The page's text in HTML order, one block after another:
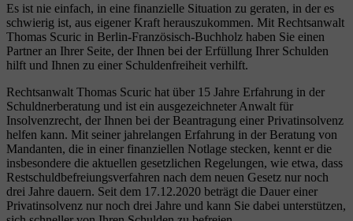
Es ist nie einfach, in eine finanzielle Situation zu geraten, in der es
schwierig ist, aus eigener Kraft herauszukommen. Mit Rechtsanwalt
Thomas Scuric in Berlin-Französisch-Buchholz haben Sie einen
Partner an Ihrer Seite, der Ihnen bei der Erfüllung Ihrer Schulden
hilft und Ihnen zu einer Schuldenfreiheit verhilft.
Rechtsanwalt Thomas Scuric hat über 15 Jahre Erfahrung in der
Schuldnerberatung und ist ein ausgezeichneter Anwalt für
Insolvenzrecht, der Ihnen bei der Beantragung einer Privatinsolvenz
helfen kann. Mit seiner jahrelangen Erfahrung in der Beratung von
Mandanten, die in einer finanziellen Notlage stecken, kennt er die
insbesondere die aktuellen gesetzlichen Regelungen, wie etwa, dass
Restschuldbefreiungsverfahren nach dem neuen Gesetz nur noch
drei Jahre dauern. Seit dem 17.12.2020 beträgt die Dauer einer
Privatinsolvenz nur noch drei Jahre und kann Sie dabei unterstützen,